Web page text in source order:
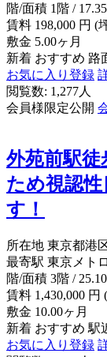
階/面積 1階 /
賃料 198,000 円 (
敷金 5.00ヶ月
新着 おすすめ 路
お気に入り登録
閲覧数: 1,277人
会員様限定公開
外苑前駅徒
ため視認
す！
所在地 東京都港
最寄駅 東京メト
階/面積 3階 /
賃料 1,430,000 円
敷金 10.00ヶ月
新着 おすすめ 駅
お気に入り登録